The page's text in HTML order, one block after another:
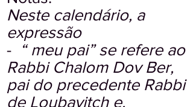
Neste calendário, a
expressão
-
“ meu pai” se refere ao
Rabbi Chalom Dov Ber,
pai do precedente Rabbi
de Loubavitch e,